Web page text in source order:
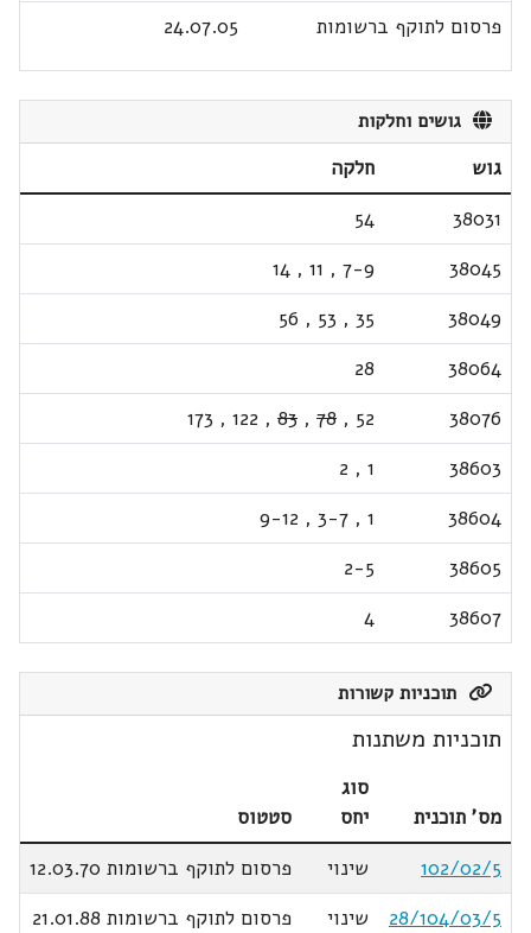
פרסום לתוקף ברשומות
24.07.05
גושים וחלקות
גוש
חלקה
38031
54
38045
7-9
,
11
,
14
38049
35
,
53
,
56
38064
28
38076
52
,
78
,
83
,
122
,
173
38603
1
,
2
38604
1
,
3-7
,
9-12
38605
2-5
38607
4
תוכניות קשורות
תוכניות משתנות
מס' תוכנית
סוג
יחס
סטטוס
102/02/5
שינוי
פרסום לתוקף ברשומות 12.03.70
28/104/03/5
שינוי
פרסום לתוקף ברשומות 21.01.88